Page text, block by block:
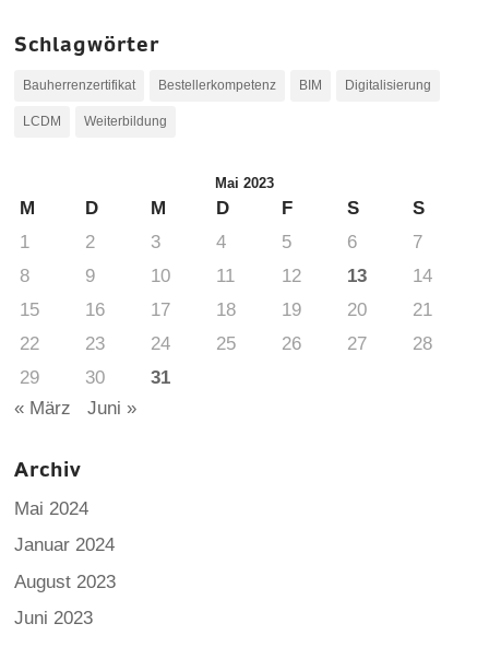
Schlagwörter
Bauherrenzertifikat Bestellerkompetenz BIM Digitalisierung
LCDM Weiterbildung
Mai 2023
M D M D F S
S
1
2 3 4 5 6
7
8
9 10 11 12 13
14
15
16 17 18 19 20
21
22
23 24 25 26 27
28
29
30
31
« März
Juni »
Archiv
Mai 2024
Januar 2024
August 2023
Juni 2023